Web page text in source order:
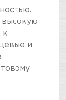
высокую
к
и